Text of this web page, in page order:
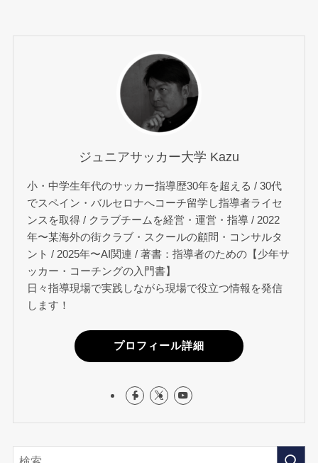
ジュニアサッカー大学 Kazu
小・中学生年代のサッカー指導歴30年を超える / 30代
でスペイン・バルセロナへコーチ留学し指導者ライセ
ンスを取得 / クラブチームを経営・運営・指導 / 2022
年〜某海外の街クラブ・スクールの顧問・コンサルタ
ント / 2025年〜AI関連 / 著書：指導者のための【少年サ
ッカー・コーチングの入門書】
日々指導現場で実践しながら現場で役立つ情報を発信
します！
プロフィール詳細